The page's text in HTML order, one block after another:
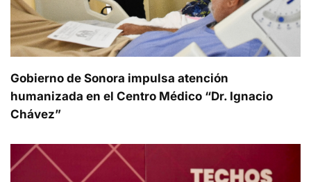
Gobierno de Sonora impulsa atención
humanizada en el Centro Médico “Dr. Ignacio
Chávez”